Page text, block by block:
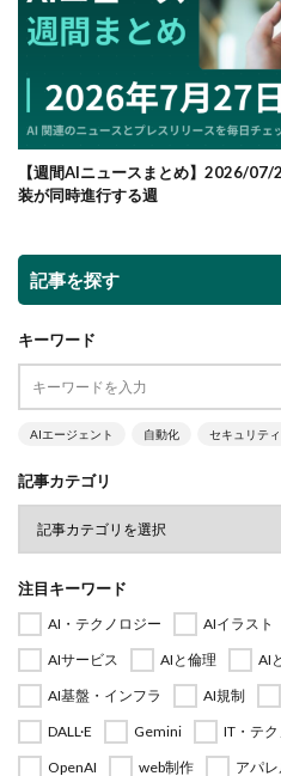
【週間AIニュースまとめ】2026/
装が同時進行する週
記事を探す
キーワード
AIエージェント 自動化 セキュリティ
記事カテゴリ
注目キーワード
AI・テクノロジー AIイラスト
AIサービス
AIと倫理 AI
AI基盤・インフラ
AI規制
DALL·E
Gemini IT・テ
OpenAI
web制作 アパ